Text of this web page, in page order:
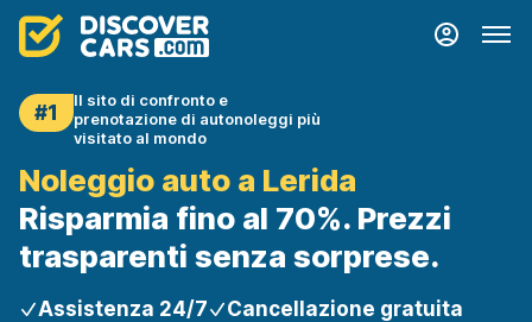
#1
Il sito di confronto e
prenotazione di autonoleggi più
visitato al mondo
Noleggio auto a Lerida
Risparmia fino al 70%. Prezzi
trasparenti senza sorprese.
Assistenza 24/7 Cancellazione gratuita